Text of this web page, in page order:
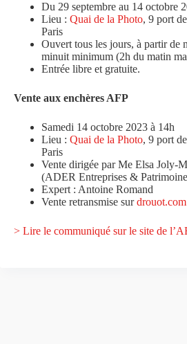
Du 29 septembre au 14 octobre
Lieu : Quai de la Photo, 9 port
Paris
Ouvert tous les jours, à partir de
minuit minimum (2h du matin
Entrée libre et gratuite.
Vente aux enchères AFP
Samedi 14 octobre 2023 à 14h
Lieu : Quai de la Photo, 9 port
Paris
Vente dirigée par Me Elsa Joly-
(ADER Entreprises &
Expert : Antoine Romand
Vente retransmise surdrouot.com
> Lire le communiqué sur le site de